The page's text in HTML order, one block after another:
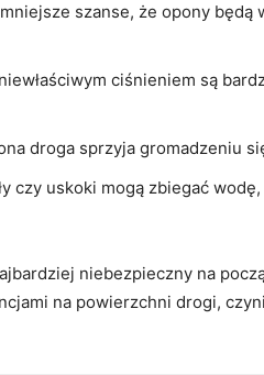
⁤szanse, że opony będą
ciśnieniem są
droga sprzyja gromadzeniu
czy uskoki mogą zbiegać
niebezpieczny​ na
na powierzchni‍ drogi,